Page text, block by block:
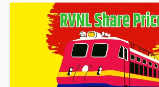
Latest News